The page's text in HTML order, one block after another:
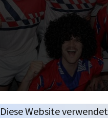
Diese Website